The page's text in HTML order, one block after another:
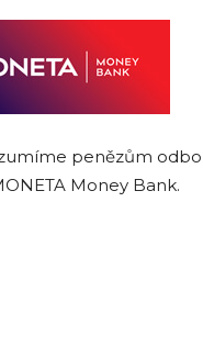
penězům
Money Bank.